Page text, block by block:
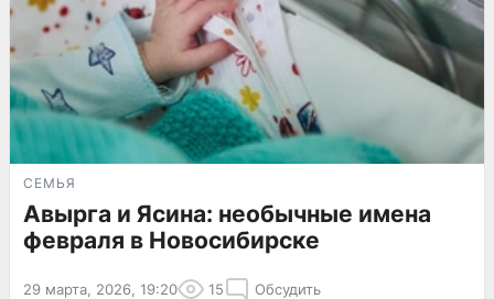
СЕМЬЯ
Авырга и Ясина: необычные имена
февраля в Новосибирске
29 марта, 2026, 19:20 15 Обсудить